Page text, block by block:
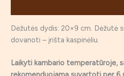
Dėžutės dydis: 20×9 cm. Dėžutė
dovanoti – įrišta kaspinėliu.
Laikyti kambario temperatūroje,